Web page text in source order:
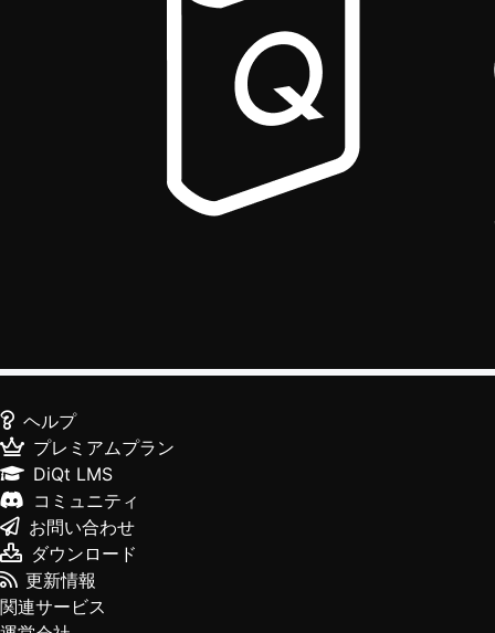
ヘルプ
プレミアムプラン
DiQt LMS
コミュニティ
お問い合わせ
ダウンロード
更新情報
関連サービス